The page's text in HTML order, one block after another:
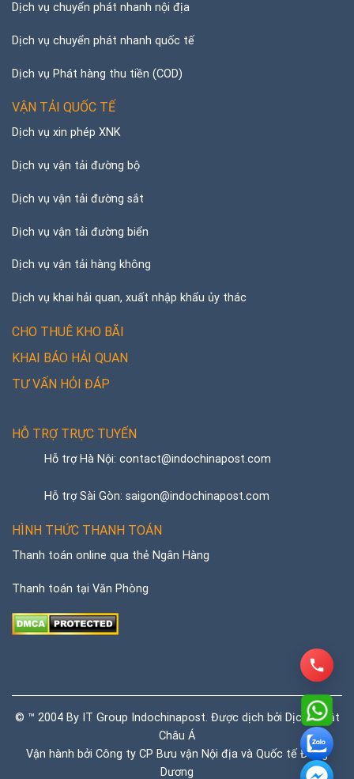
Dịch vụ chuyển phát nhanh nội địa
Dịch vụ chuyển phát nhanh quốc tế
Dịch vụ Phát hàng thu tiền (COD)
VẬN TẢI QUỐC TẾ
Dịch vụ xin phép XNK
Dịch vụ vận tải đường bộ
Dịch vụ vận tải đường sắt
Dịch vụ vận tải đường biển
Dịch vụ vận tải hàng không
Dịch vụ khai hải quan, xuất nhập khẩu ủy thác
CHO THUÊ KHO BÃI
KHAI BÁO HẢI QUAN
TƯ VẤN HỎI ĐÁP
HỖ TRỢ TRỰC TUYẾN
Hỗ trợ Hà Nội: contact@indochinapost.com
Hỗ trợ Sài Gòn: saigon@indochinapost.com
HÌNH THỨC THANH TOÁN
Thanh toán online qua thẻ Ngân Hàng
Thanh toán tại Văn Phòng
© ™ 2004 By IT Group Indochinapost. Được dịch bởi Dịch thuật
Châu Á
Vận hành bởi Công ty CP Bưu vận Nội địa và Quốc tế Đông
Dương